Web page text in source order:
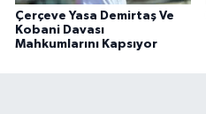
Çerçeve Yasa Demirtaş Ve
Kobani Davası
Mahkumlarını Kapsıyor